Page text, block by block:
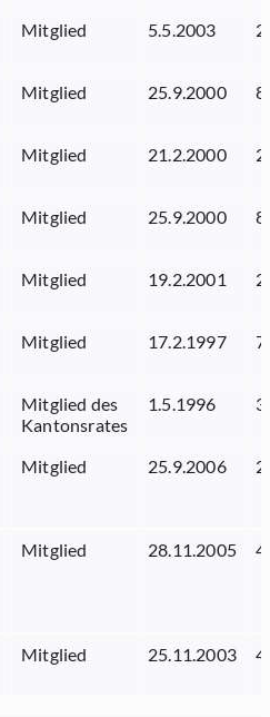
Mitglied 5.5.2003
Mitglied 25.9.2000
Mitglied 21.2.2000
Mitglied 25.9.2000
Mitglied 19.2.2001
Mitglied 17.2.1997
Mitglied des
Kantonsrates
1.5.1996
Mitglied 25.9.2006
Mitglied 28.11.2005
Mitglied 25.11.2003